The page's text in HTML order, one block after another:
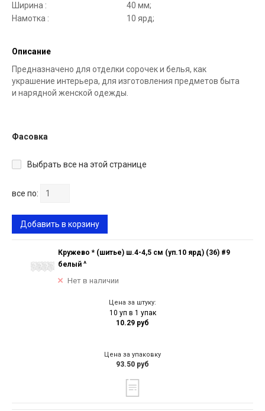
Ширина :
40 мм;
Намотка :
10 ярд;
Описание
Предназначено для отделки сорочек и белья, как
украшение интерьера, для изготовления предметов быта
и нарядной женской одежды.
Фасовка
Выбрать все на этой странице
все по:
Добавить в корзину
Кружево * (шитье) ш.4-4,5 см (уп.10 ярд) (36) #9
белый ^
Нет в наличии
Цена за штуку:
10 уп в 1 упак
10.29 руб
Цена за упаковку
93.50 руб